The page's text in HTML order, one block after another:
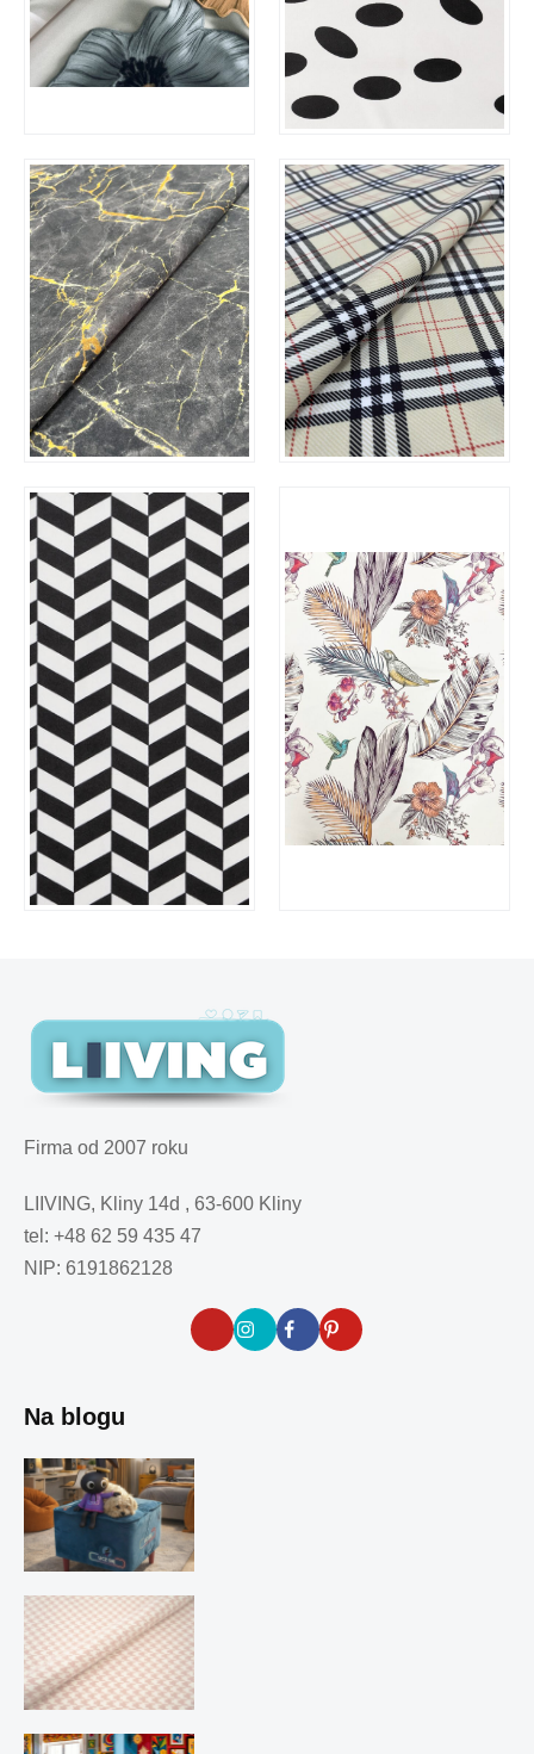
Firma od 2007 roku
LIIVING, Kliny 14d , 63-600 Kliny
tel: +48 62 59 435 47
NIP: 6191862128
Na blogu